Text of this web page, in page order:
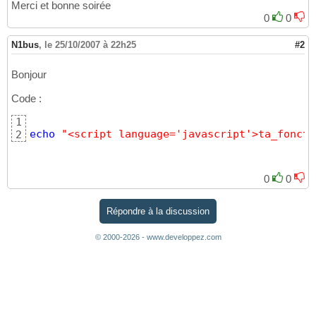
Merci et bonne soirée
0
0
N1bus, le 25/10/2007 à 22h25 #2
Bonjour
Code :
1
2
echo "<script
0 0
Répondre à la discussion
© 2000-2026 - www.developpez.com